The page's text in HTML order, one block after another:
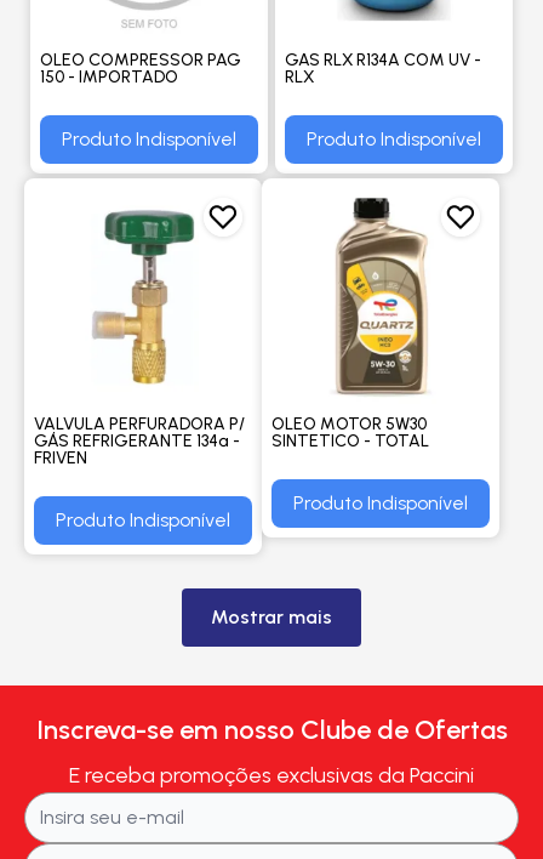
OLEO COMPRESSOR PAG
150 - IMPORTADO
Produto Indisponível
GAS RLX R134A COM UV -
RLX
Produto Indisponível
VALVULA PERFURADORA P/
GÁS REFRIGERANTE 134ª -
FRIVEN
Produto Indisponível
OLEO MOTOR 5W30
SINTETICO - TOTAL
Produto Indisponível
Mostrar mais
Inscreva-se em nosso Clube de Ofertas
E receba promoções exclusivas da Paccini